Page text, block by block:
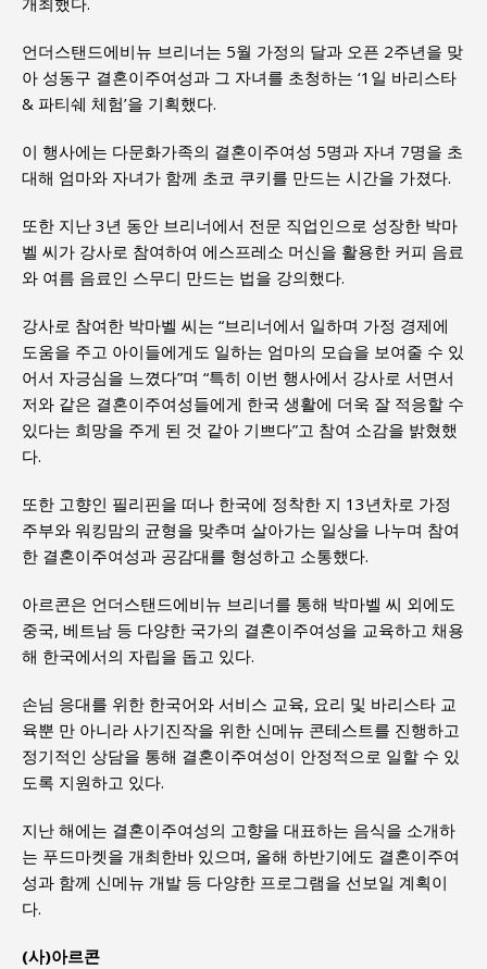
언더스탠드에비뉴 브리너는 5월 가정의 달과 오픈 2주년을 맞
아 성동구 결혼이주여성과 그 자녀를 초청하는 ‘1일 바리스타
& 파티쉐 체험’을 기획했다.
이 행사에는 다문화가족의 결혼이주여성 5명과 자녀 7명을 초
대해 엄마와 자녀가 함께 초코 쿠키를 만드는 시간을 가졌다.
또한 지난 3년 동안 브리너에서 전문 직업인으로 성장한 박마
벨 씨가 강사로 참여하여 에스프레소 머신을 활용한 커피 음료
와 여름 음료인 스무디 만드는 법을 강의했다.
강사로 참여한 박마벨 씨는 “브리너에서 일하며 가정 경제에
도움을 주고 아이들에게도 일하는 엄마의 모습을 보여줄 수 있
어서 자긍심을 느꼈다”며 “특히 이번 행사에서 강사로 서면서
저와 같은 결혼이주여성들에게 한국 생활에 더욱 잘 적응할 수
있다는 희망을 주게 된 것 같아 기쁘다”고 참여 소감을 밝혔했
다.
또한 고향인 필리핀을 떠나 한국에 정착한 지 13년차로 가정
주부와 워킹맘의 균형을 맞추며 살아가는 일상을 나누며 참여
한 결혼이주여성과 공감대를 형성하고 소통했다.
아르콘은 언더스탠드에비뉴 브리너를 통해 박마벨 씨 외에도
중국, 베트남 등 다양한 국가의 결혼이주여성을 교육하고 채용
해 한국에서의 자립을 돕고 있다.
손님 응대를 위한 한국어와 서비스 교육, 요리 및 바리스타 교
육뿐 만 아니라 사기진작을 위한 신메뉴 콘테스트를 진행하고
정기적인 상담을 통해 결혼이주여성이 안정적으로 일할 수 있
도록 지원하고 있다.
지난 해에는 결혼이주여성의 고향을 대표하는 음식을 소개하
는 푸드마켓을 개최한바 있으며, 올해 하반기에도 결혼이주여
성과 함께 신메뉴 개발 등 다양한 프로그램을 선보일 계획이
다.
(사)아르콘